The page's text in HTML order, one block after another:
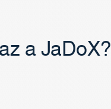
a JaDoX?